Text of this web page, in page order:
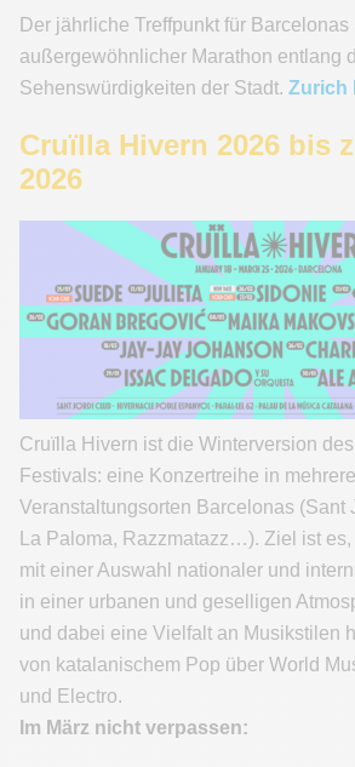
Der jährliche Treffpunkt für Barcelonas
außergewöhnlicher Marathon entlang
Sehenswürdigkeiten der Stadt. Zurich
Cruïlla Hivern 2026 bis
2026
Cruïlla Hivern ist die Winterversion
Festivals: eine Konzertreihe in
Veranstaltungsorten Barcelonas (Sant
La Paloma, Razzmatazz…). Ziel ist
mit einer Auswahl nationaler und
in einer urbanen und geselligen
und dabei eine Vielfalt an Musikstilen
von katalanischem Pop über World
und Electro.
Im März nicht verpassen: